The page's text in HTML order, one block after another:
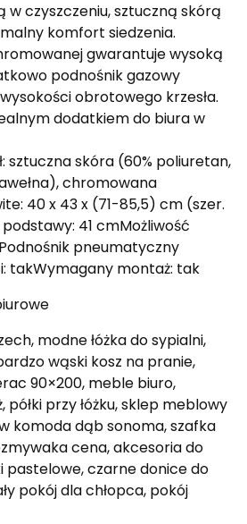
w czyszczeniu, sztuczną skórą
komfort siedzenia.
gwarantuje wysoką
podnośnik gazowy
obrotowego krzesła.
dodatkiem do biura w
sztuczna skóra (60% poliuretan,
chromowana
40 x 43 x (71-85,5) cm (szer.
podstawy: 41 cmMożliwość
pneumatyczny
takWymagany montaż: tak
modne łóżka do sypialni,
wąski kosz na pranie,
90×200, meble biuro,
przy łóżku, sklep meblowy
komoda dąb sonoma, szafka
cena, akcesoria do
pastelowe, czarne donice do
pokój dla chłopca, pokój